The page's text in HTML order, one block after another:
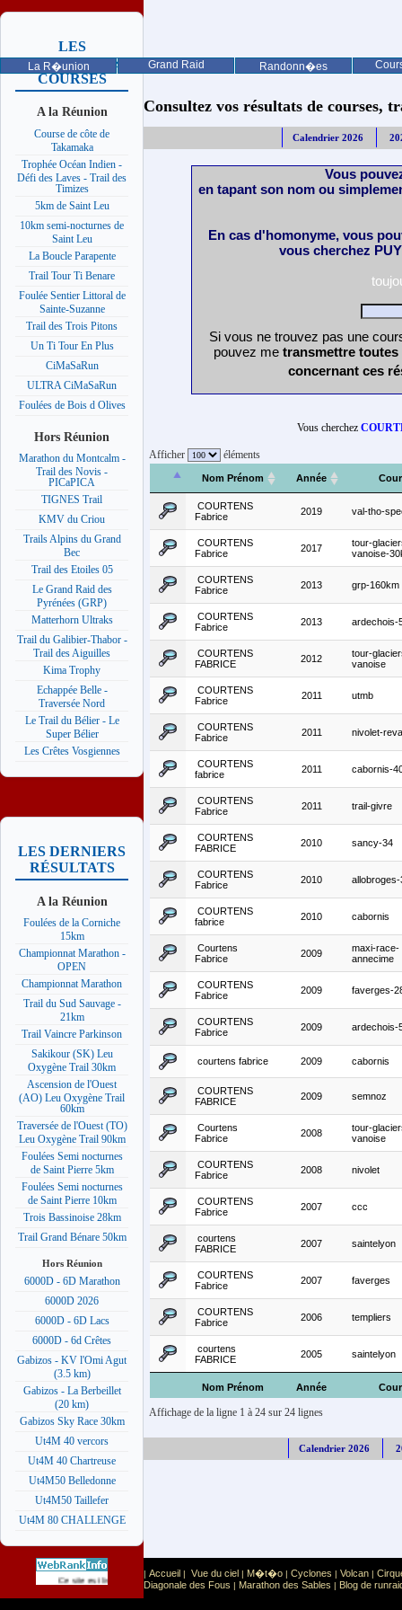
La R�union Grand Raid Randonn�es
LES
PROCHAINES
COURSES
A la Réunion
Course de côte de
Takamaka
Trophée Océan Indien -
Défi des Laves - Trail des
Timizes
5km de Saint Leu
10km semi-nocturnes de
Saint Leu
La Boucle Parapente
Trail Tour Ti Benare
Foulée Sentier Littoral de
Sainte-Suzanne
Trail des Trois Pitons
Un Ti Tour En Plus
CiMaSaRun
ULTRA CiMaSaRun
Foulées de Bois d Olives
Hors Réunion
Marathon du Montcalm -
Trail des Novis -
PICaPICA
TIGNES Trail
KMV du Criou
Trails Alpins du Grand
Bec
Trail des Etoiles 05
Le Grand Raid des
Pyrénées (GRP)
Matterhorn Ultraks
Trail du Galibier-Thabor -
Trail des Aiguilles
Kima Trophy
Echappée Belle -
Traversée Nord
Le Trail du Bélier - Le
Super Bélier
Les Crêtes Vosgiennes
LES DERNIERS
RÉSULTATS
A la Réunion
Foulées de la Corniche
15km
Championnat Marathon -
OPEN
Championnat Marathon
Trail du Sud Sauvage -
21km
Trail Vaincre Parkinson
Sakikour (SK) Leu
Oxygène Trail 30km
Ascension de l'Ouest
(AO) Leu Oxygène Trail
60km
Traversée de l'Ouest (TO)
Leu Oxygène Trail 90km
Foulées Semi nocturnes
de Saint Pierre 5km
Foulées Semi nocturnes
de Saint Pierre 10km
Trois Bassinoise 28km
Trail Grand Bénare 50km
Hors Réunion
6000D - 6D Marathon
6000D 2026
6000D - 6D Lacs
6000D - 6d Crêtes
Gabizos - KV l'Omi Agut
(3.5 km)
Gabizos - La Berbeillet
(20 km)
Gabizos Sky Race 30km
Ut4M 40 vercors
Ut4M 40 Chartreuse
Ut4M50 Belledonne
Ut4M50 Taillefer
Ut4M 80 CHALLENGE
Consultez vos résultats de courses,
Calendrier 2026
Vous
en tapant son nom ou
En cas d'homonyme, vous
vous cherchez
Si vous ne trouvez pas une
pouvez me transmettre
concernant ces
Vous cherchez
Afficher éléments
Nom Prénom Année
Nom Prénom Année
COURTENS
Fabrice
2019 val-tho-
COURTENS
Fabrice
2017
tour-
vanoise-
COURTENS
Fabrice
2013 grp-160km
COURTENS
Fabrice
2013 ardechois-
COURTENS
FABRICE
2012
tour-
vanoise
COURTENS
Fabrice
2011 utmb
COURTENS
Fabrice
2011 nivolet-
COURTENS
fabrice
2011 cabornis-
COURTENS
Fabrice
2011 trail-givre
COURTENS
FABRICE
2010 sancy-34
COURTENS
Fabrice
2010 allobroges-
COURTENS
fabrice
2010 cabornis
Courtens
Fabrice
2009
maxi-race-
annecime
COURTENS
Fabrice
2009 faverges-
COURTENS
Fabrice
2009 ardechois-
courtens fabrice 2009 cabornis
COURTENS
FABRICE
2009 semnoz
Courtens
Fabrice
2008
tour-
vanoise
COURTENS
Fabrice
2008 nivolet
COURTENS
Fabrice
2007 ccc
courtens
FABRICE
2007 saintelyon
COURTENS
Fabrice
2007 faverges
COURTENS
Fabrice
2006 templiers
courtens
FABRICE
2005 saintelyon
Affichage de la ligne 1 à 24 sur 24 lignes
Calendrier 2026
Ce site est list� dans la cat�gorie Sport: Sports extr�mes
| Accueil | Vue du ciel | M�t�o | Cyclones | Volcan |
Diagonale des Fous | Marathon des Sables | Blog de